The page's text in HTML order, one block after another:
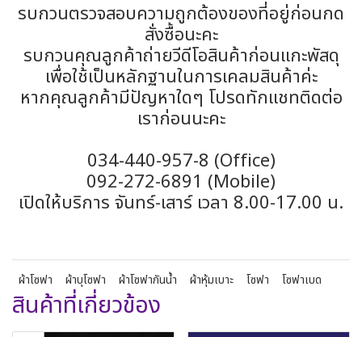
รบกวนตรวจสอบความถูกต้องของที่อยู่ก่อนกด
สั่งซื้อนะคะ
รบกวนคุณลูกค้าถ่ายวีดีโอสินค้าก่อนแกะพัสดุ
เพื่อใช้เป็นหลักฐานในการเคลมสินค้าค่ะ
หากคุณลูกค้ามีปัญหาใดๆ โปรดทักแชทติดต่อ
เราก่อนนะคะ
034-440-957-8 (Office)
092-272-6891 (Mobile)
เปิดให้บริการ จันทร์-เสาร์ เวลา 8.00-17.00 น.
ผ้าโซฟา ผ้าบุโซฟา ผ้าโซฟากันน้ำ ผ้าหุ้มเบาะ โซฟา โซฟาเบด
สินค้าที่เกี่ยวข้อง